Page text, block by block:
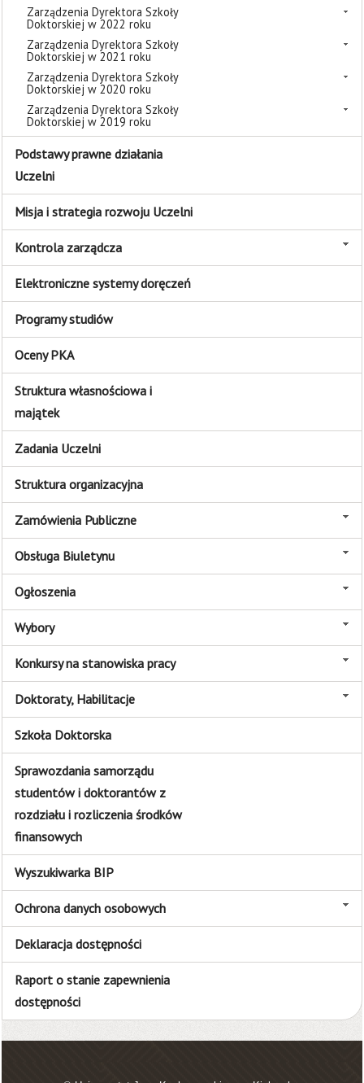
Zarządzenia Dyrektora Szkoły
Doktorskiej w 2022 roku
Zarządzenia Dyrektora Szkoły
Doktorskiej w 2021 roku
Zarządzenia Dyrektora Szkoły
Doktorskiej w 2020 roku
Zarządzenia Dyrektora Szkoły
Doktorskiej w 2019 roku
Podstawy prawne działania
Uczelni
Misja i strategia rozwoju Uczelni
Kontrola zarządcza
Elektroniczne systemy doręczeń
Programy studiów
Oceny PKA
Struktura własnościowa i
majątek
Zadania Uczelni
Struktura organizacyjna
Zamówienia Publiczne
Obsługa Biuletynu
Ogłoszenia
Wybory
Konkursy na stanowiska pracy
Doktoraty, Habilitacje
Szkoła Doktorska
Sprawozdania samorządu
studentów i doktorantów z
rozdziału i rozliczenia środków
finansowych
Wyszukiwarka BIP
Ochrona danych osobowych
Deklaracja dostępności
Raport o stanie zapewnienia
dostępności